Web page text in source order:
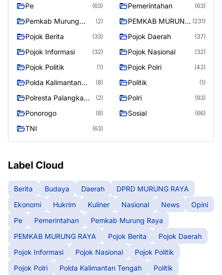
Pe (63) Pemerintahan (63)
Pemkab Murung
(2)
PEMKAB MURUNG (231)
Pojok Berita (33) Pojok Daerah (37)
Pojok Informasi (32) Pojok Nasional (32)
Pojok Politik (1) Pojok Polri (42)
Polda Kalimantan
(8) Politik (1)
Polresta Palangka
(2) Polri (93)
Ponorogo (8) Sosial (66)
TNI (63)
Label Cloud
Berita Budaya Daerah
DPRD MURUNG RAYA
Ekonomi
Hukrim Kuliner Nasional News
Opini
Pe
Pemerintahan
Pemkab Murung Raya
PEMKAB MURUNG RAYA
Pojok Berita
Pojok Daerah
Pojok Informasi
Pojok Nasional
Pojok Politik
Pojok Polri
Polda Kalimantan Tengah
Politik